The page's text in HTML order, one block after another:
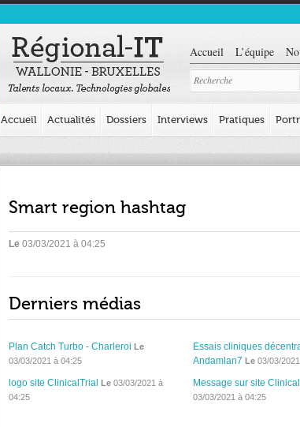
Accueil L’équipe
Accueil Actualités Dossiers Interviews Pratiques
Smart region hashtag
Le 03/03/2021 à 04:25
Derniers médias
Plan Catch Turbo - Charleroi Le
03/03/2021 à 04:25
Essais cliniques
Andamlan7 Le03/03/
logo site ClinicalTrial Le 03/03/2021 à
04:25
Message sur site
03/03/2021 à 04:25